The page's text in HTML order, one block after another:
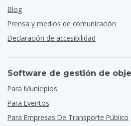
Blog
Prensa y medios de comunicación
Declaración de accesibilidad
Software de gestión de
Para Municipios
Para Eventos
Para Empresas De Transporte Público